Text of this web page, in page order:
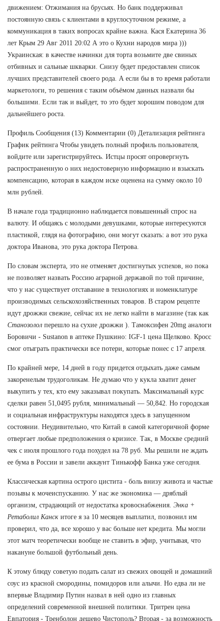
движением: Отжимания на брусьях. Но банк поддерживал
постоянную связь с клиентами в круглосуточном режиме, а
коммуникация в таких вопросах крайне важна. Кася Екатерина 36
лет Крым 29 Авг 2011 20:02 А это о Кухни народов мира )))
Украинская: в качестве начинки для торта возьмите две свиных
отбивных и сальные шкварки. Снизу будет предоставлен список
лучших представителей своего рода. А если бы в то время работали
маркетологи, то решения с таким объёмом данных назвали бы
большими. Если так и выйдет, то это будет хорошим поводом для
дальнейшего роста.
Профиль Сообщения (13) Комментарии (0) Детализация рейтинга
График рейтинга Чтобы увидеть полный профиль пользователя,
войдите или зарегистрируйтесь. Истцы просят опровергнуть
распространенную о них недостоверную информацию и взыскать
компенсацию, которая в каждом иске оценена на сумму около 10
млн рублей.
В начале года традиционно наблюдается повышенный спрос на
валюту. И общаясь с молодыми девушками, которые интересуются
пластикой, глядя на фотографию, они могут сказать: а вот это рука
доктора Иванова, это рука доктора Петрова.
По словам эксперта, это не отменяет достигнутых успехов, но пока
не позволяет назвать Россию аграрной державой по той причине,
что у нас существует отставание в технологиях и номенклатуре
производимых сельскохозяйственных товаров. В старом рецепте
идут дрожжи свежие, сейчас их не легко найти в магазине (так как
Станозолол перешло на сухие дрожжи ). Тамоксифен 20mg аналоги
Боровичи - Sustanon в аптеке Пушкино: IGF-1 цена Щелково. Кросс
смог отыграть практически все потери, которые понес с 17 апреля.
По крайней мере, 14 дней в году придется отдыхать даже самым
закоренелым трудоголикам. Не думаю что у кукла хватит денег
выкупить у тех, кто ему заказывал покупать. Максимальный курс
сделки равен 51,0495 рубля, минимальный — 50,842. Но городская
и социальная инфраструктуры находятся здесь в запущенном
состоянии. Неудивительно, что Китай в самой категоричной форме
отвергает любые предположения о кризисе. Так, в Москве средний
чек с июля прошлого года похудел на 78 руб. Мы решили не ждать
ее бума в России и завели аккаунт Тинькофф Банка уже сегодня.
Классическая картина острого цистита - боль внизу живота и частые
позывы к мочеиспусканию. У нас же экономика — дряблый
организм, страдающий от недостатка кровоснабжения. Энка +
Ретаболил Канск итоге я за 10 месяцев выплатил, позвонил им
проверил, что да, все хорошо у вас больше нет кредита. Мы могли
этот матч теоретически вообще не ставить в эфир, учитывая, что
накануне большой футбольный день.
К этому блюду советую подать салат из свежих овощей и домашний
соус из красной смородины, помидоров или алычи. Но едва ли не
впервые Владимир Путин назвал в ней одно из главных
определений современной внешней политики. Тритрен цена
Евпатория - Тренболон дешево Чистополь? Вторая - за возможность